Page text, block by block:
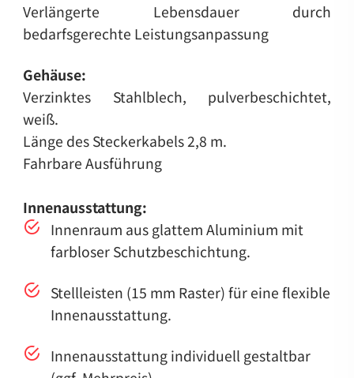
Verlängerte Lebensdauer durch
bedarfsgerechte Leistungsanpassung
Gehäuse:
Verzinktes Stahlblech, pulverbeschichtet,
weiß.
Länge des Steckerkabels 2,8 m.
Fahrbare Ausführung
Innenausstattung:
Innenraum aus glattem Aluminium mit
farbloser Schutzbeschichtung.
Stellleisten (15 mm Raster) für eine flexible
Innenausstattung.
Innenausstattung individuell gestaltbar